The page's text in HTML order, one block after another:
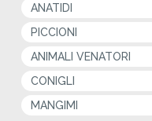
ANATIDI
PICCIONI
ANIMALI VENATORI
CONIGLI
MANGIMI